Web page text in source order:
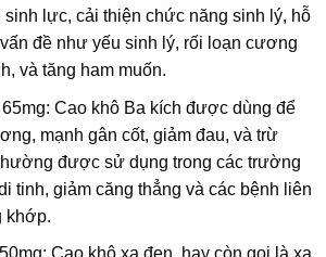
lực, cải thiện chức năng sinh lý, hỗ
đề như yếu sinh lý, rối loạn cương
và tăng ham muốn.
Cao khô Ba kích được dùng để
mạnh gân cốt, giảm đau, và trừ
được sử dụng trong các trường
tinh, giảm căng thẳng và các bệnh liên
khớp.